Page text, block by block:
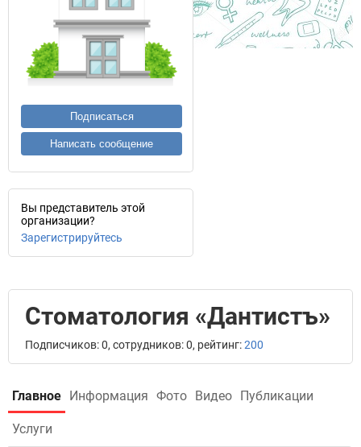
Подписаться
Написать сообщение
Вы представитель этой
организации?
Зарегистрируйтесь
Стоматология «Дантистъ»
Подписчиков: 0, сотрудников: 0, рейтинг:200
Главное Информация Фото Видео Публикации
Услуги